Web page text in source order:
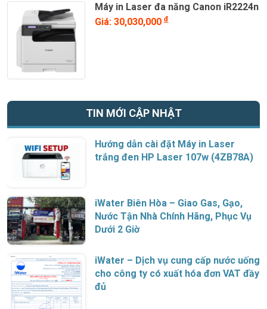
Máy in Laser đa năng Canon iR2224n
Giá: 30,030,000đ
TIN MỚI CẬP NHẬT
Hướng dẫn cài đặt Máy in Laser
trắng đen HP Laser 107w (4ZB78A)
iWater Biên Hòa – Giao Gas, Gạo,
Nước Tận Nhà Chính Hãng, Phục Vụ
Dưới 2 Giờ
iWater – Dịch vụ cung cấp nước uống
cho công ty có xuất hóa đơn VAT đầy
đủ